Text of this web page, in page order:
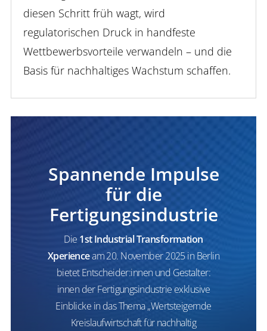
diesen Schritt früh wagt, wird
regulatorischen Druck in handfeste
Wettbewerbsvorteile verwandeln – und die
Basis für nachhaltiges Wachstum schaffen.
Spannende Impulse
für die
Fertigungsindustrie
Die 1st Industrial Transformation
Xperienceam 20. November 2025 in Berlin
bietet Entscheider:innen und Gestalter:
innen der Fertigungsindustrie exklusive
Einblicke in das Thema „Wertsteigernde
Kreislaufwirtschaft für nachhaltig